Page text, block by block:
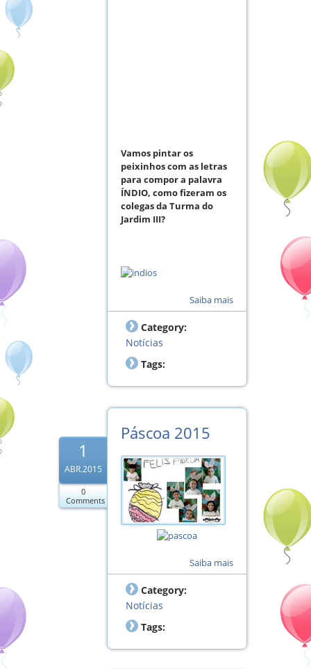
Vamos pintar os
peixinhos com as letras
para compor a palavra
ÍNDIO, como fizeram os
colegas da Turma do
Jardim III?
Saiba mais
Category:
Notícias
Tags:
1
ABR.2015
0
Comments
Páscoa 2015
Saiba mais
Category:
Notícias
Tags: